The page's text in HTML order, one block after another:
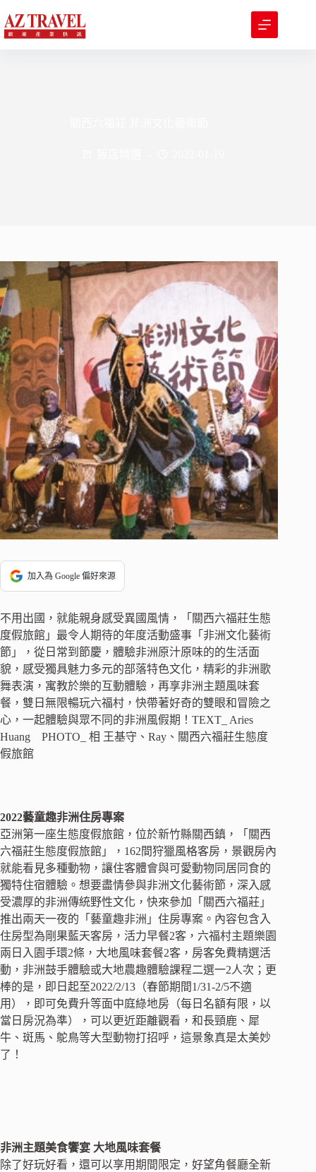
至
主
加入為 Google 偏好來源
不用出國，就能親身感受異國風情，「關西六福莊生態
度假旅館」最令人期待的年度活動盛事「非洲文化藝術
節」，從日常到節慶，體驗非洲原汁原味的的生活面
貌，感受獨具魅力多元的部落特色文化，精彩的非洲歌
舞表演，寓教於樂的互動體驗，再享非洲主題風味套
餐，雙日無限暢玩六福村，快帶著好奇的雙眼和冒險之
心，一起體驗與眾不同的非洲風假期！TEXT_ Aries
Huang PHOTO_ 相 王基守、Ray、關西六福莊生態度
假旅館
2022藝童趣非洲住房專案
亞洲第一座生態度假旅館，位於新竹縣關西鎮，「關西
六福莊生態度假旅館」，162間狩獵風格客房，景觀房內
就能看見多種動物，讓住客體會與可愛動物同居同食的
獨特住宿體驗。想要盡情參與非洲文化藝術節，深入感
受濃厚的非洲傳統野性文化，快來參加「關西六福莊」
推出兩天一夜的「藝童趣非洲」住房專案。內容包含入
住房型為剛果藍天客房，活力早餐2客，六福村主題樂園
兩日入園手環2條，大地風味套餐2客，房客免費精選活
動，非洲鼓手體驗或大地農趣體驗課程二選一2人次；更
棒的是，即日起至2022/2/13（春節期間1/31-2/5不適
用），即可免費升等面中庭綠地房（每日名額有限，以
當日房況為準），可以更近距離觀看，和長頸鹿、犀
牛、斑馬、鴕鳥等大型動物打招呼，這景象真是太美妙
了！
非洲主題美食饗宴 大地風味套餐
除了好玩好看，還可以享用期間限定，好望角餐廳全新